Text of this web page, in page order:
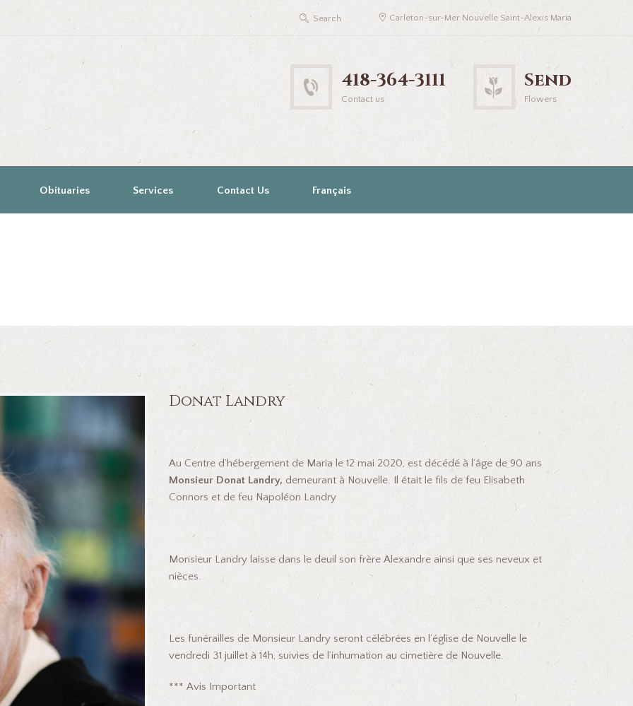
Carleton-sur-Mer Nouvelle Saint-Alexis Maria
418-364-3111
Contact us
Send
Flowers
Obituaries Services Contact Us Français
Donat Landry
Au Centre d’hébergement de Maria le 12 mai 2020, est décédé à l’âge de 90 ans
Monsieur Donat Landry, demeurant à Nouvelle. Il était le fils de feu Elisabeth
Connors et de feu Napoléon Landry
Monsieur Landry laisse dans le deuil son frère Alexandre ainsi que ses neveux et
nièces.
Les funérailles de Monsieur Landry seront célébrées en l’église de Nouvelle le
vendredi 31 juillet à 14h, suivies de l’inhumation au cimetière de Nouvelle.
*** Avis Important